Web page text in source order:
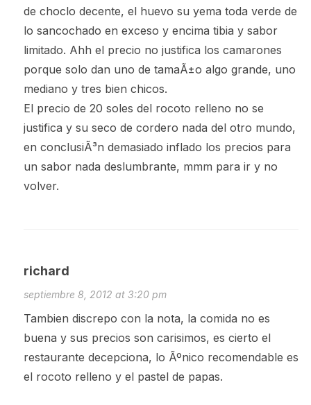
de choclo decente, el huevo su yema toda verde de
lo sancochado en exceso y encima tibia y sabor
limitado. Ahh el precio no justifica los camarones
porque solo dan uno de tamaÃ±o algo grande, uno
mediano y tres bien chicos.
El precio de 20 soles del rocoto relleno no se
justifica y su seco de cordero nada del otro mundo,
en conclusiÃ³n demasiado inflado los precios para
un sabor nada deslumbrante, mmm para ir y no
volver.
richard
septiembre 8, 2012 at 3:20 pm
Tambien discrepo con la nota, la comida no es
buena y sus precios son carisimos, es cierto el
restaurante decepciona, lo Ãºnico recomendable es
el rocoto relleno y el pastel de papas.